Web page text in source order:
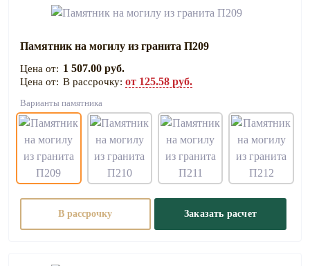
Памятник на могилу из гранита П209
1 507.00 руб.
В рассрочку: от 125.58 руб.
Варианты памятника
В рассрочку Заказать расчет